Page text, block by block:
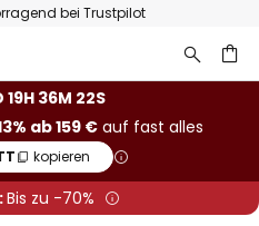
bei Trustpilot
19H 36M 22S
ab 159 €auf fast alles
kopieren
Bis zu -70%